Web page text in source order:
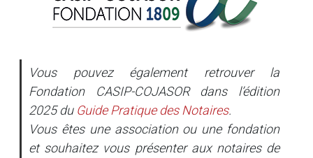
Vous pouvez également retrouver la
Fondation CASIP-COJASOR dans l’édition
2025 du Guide Pratique des Notaires.
Vous êtes une association ou une fondation
et souhaitez vous présenter aux notaires de